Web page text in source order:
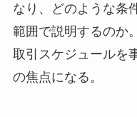
なり、どのような条
範囲で説明するのか
取引スケジュールを
の焦点になる。